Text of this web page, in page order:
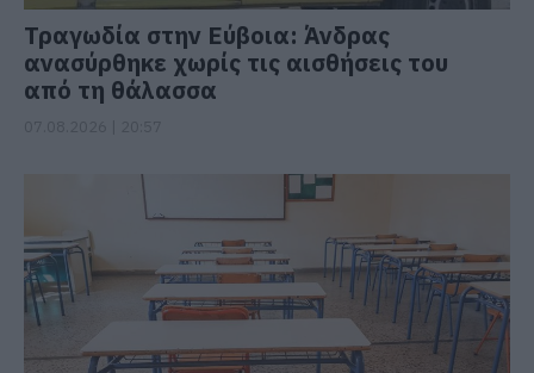
Τραγωδία στην Εύβοια: Άνδρας
ανασύρθηκε χωρίς τις αισθήσεις του
από τη θάλασσα